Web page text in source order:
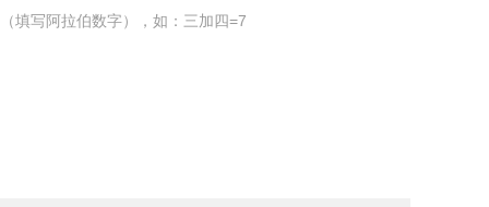
填写阿拉伯数字），如：三加四=7